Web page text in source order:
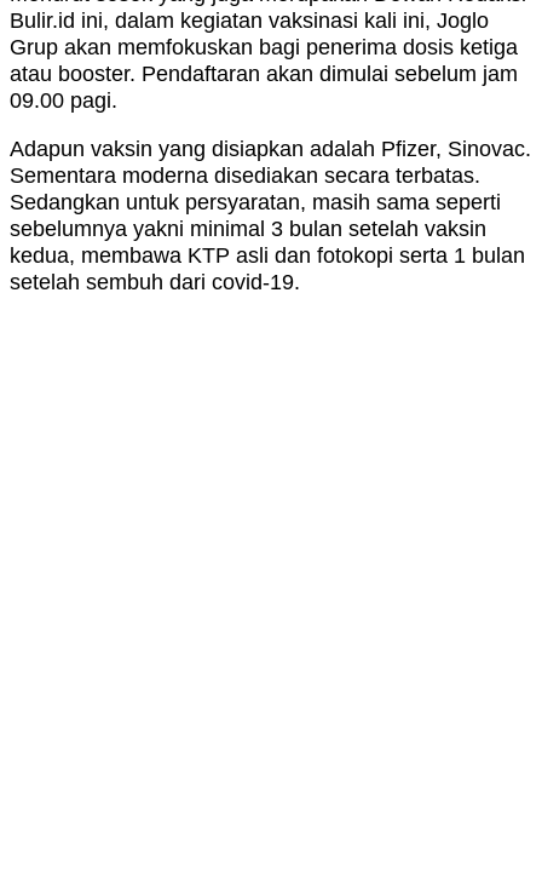
Bulir.id ini, dalam kegiatan vaksinasi kali ini, Joglo
Grup akan memfokuskan bagi penerima dosis ketiga
atau booster. Pendaftaran akan dimulai sebelum jam
09.00 pagi.
Adapun vaksin yang disiapkan adalah Pfizer, Sinovac.
Sementara moderna disediakan secara terbatas.
Sedangkan untuk persyaratan, masih sama seperti
sebelumnya yakni minimal 3 bulan setelah vaksin
kedua, membawa KTP asli dan fotokopi serta 1 bulan
setelah sembuh dari covid-19.